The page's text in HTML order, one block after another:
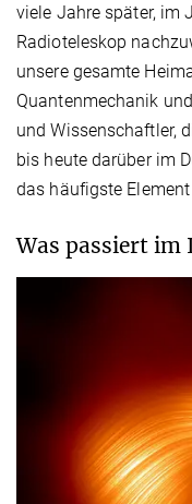
viele Jahre später, im
Radioteleskop
unsere gesamte
Quantenmechanik
und Wissenschaftler,
bis heute darüber im
das häufigste
Was passiert im